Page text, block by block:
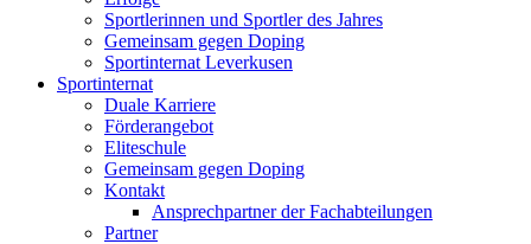
Sportlerinnen und Sportler des Jahres
Gemeinsam gegen Doping
Sportinternat Leverkusen
Sportinternat
Duale Karriere
Förderangebot
Eliteschule
Gemeinsam gegen Doping
Kontakt
Ansprechpartner der Fachabteilungen
Partner